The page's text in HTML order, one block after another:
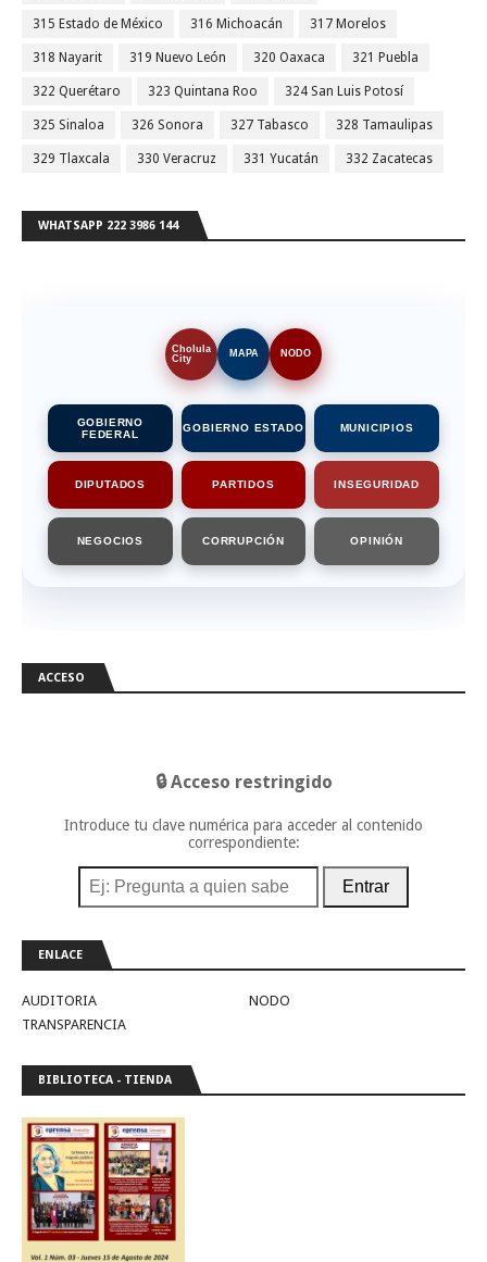
315 Estado de México 316 Michoacán 317 Morelos
318 Nayarit 319 Nuevo León 320 Oaxaca 321 Puebla
322 Querétaro 323 Quintana Roo 324 San Luis Potosí
325 Sinaloa 326 Sonora 327 Tabasco 328 Tamaulipas
329 Tlaxcala 330 Veracruz 331 Yucatán 332 Zacatecas
WHATSAPP 222 3986 144
Cholula
City
MAPA NODO
GOBIERNO
FEDERAL
GOBIERNO ESTADO MUNICIPIOS
DIPUTADOS PARTIDOS INSEGURIDAD
NEGOCIOS CORRUPCIÓN OPINIÓN
ACCESO
🔒 Acceso restringido
Introduce tu clave numérica para acceder al contenido
correspondiente:
Entrar
ENLACE
AUDITORIA
NODO
TRANSPARENCIA
BIBLIOTECA - TIENDA